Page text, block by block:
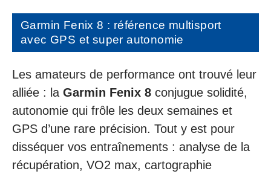
Garmin Fenix 8 : référence multisport
avec GPS et super autonomie
Les amateurs de performance ont trouvé leur
alliée : la Garmin Fenix 8 conjugue solidité,
autonomie qui frôle les deux semaines et
GPS d’une rare précision. Tout y est pour
disséquer vos entraînements : analyse de la
récupération, VO2 max, cartographie